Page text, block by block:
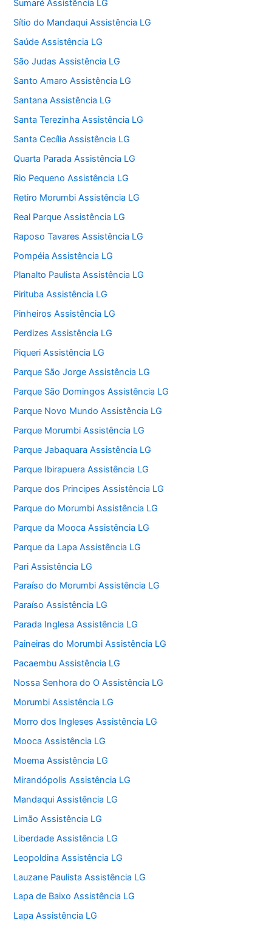
Sumaré Assistência LG
Sítio do Mandaqui Assistência LG
Saúde Assistência LG
São Judas Assistência LG
Santo Amaro Assistência LG
Santana Assistência LG
Santa Terezinha Assistência LG
Santa Cecília Assistência LG
Quarta Parada Assistência LG
Rio Pequeno Assistência LG
Retiro Morumbi Assistência LG
Real Parque Assistência LG
Raposo Tavares Assistência LG
Pompéia Assistência LG
Planalto Paulista Assistência LG
Pirituba Assistência LG
Pinheiros Assistência LG
Perdizes Assistência LG
Piqueri Assistência LG
Parque São Jorge Assistência LG
Parque São Domingos Assistência LG
Parque Novo Mundo Assistência LG
Parque Morumbi Assistência LG
Parque Jabaquara Assistência LG
Parque Ibirapuera Assistência LG
Parque dos Principes Assistência LG
Parque do Morumbi Assistência LG
Parque da Mooca Assistência LG
Parque da Lapa Assistência LG
Pari Assistência LG
Paraíso do Morumbi Assistência LG
Paraíso Assistência LG
Parada Inglesa Assistência LG
Paineiras do Morumbi Assistência LG
Pacaembu Assistência LG
Nossa Senhora do O Assistência LG
Morumbi Assistência LG
Morro dos Ingleses Assistência LG
Mooca Assistência LG
Moema Assistência LG
Mirandópolis Assistência LG
Mandaqui Assistência LG
Limão Assistência LG
Liberdade Assistência LG
Leopoldina Assistência LG
Lauzane Paulista Assistência LG
Lapa de Baixo Assistência LG
Lapa Assistência LG